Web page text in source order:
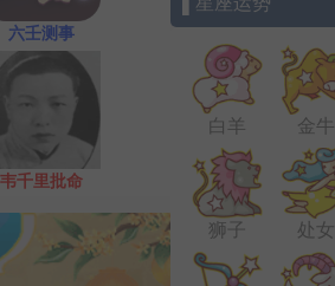
六壬测事
韦千里批命
白羊 金牛
狮子 处女